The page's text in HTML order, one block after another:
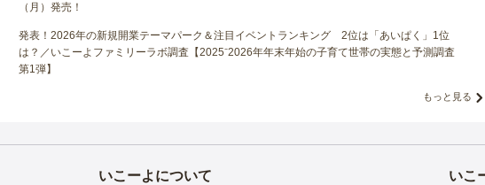
（月）発売！
発表！2026年の新規開業テーマパーク＆注目イベントランキング 2位は「あいぱく」1位
は？／いこーよファミリーラボ調査【2025⁻2026年年末年始の子育て世帯の実態と予測調査
第1弾】
もっと見る
いこーよについて いこ